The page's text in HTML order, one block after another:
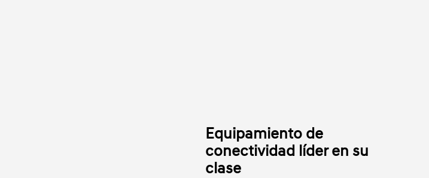
Equipamiento de
conectividad líder en su
clase